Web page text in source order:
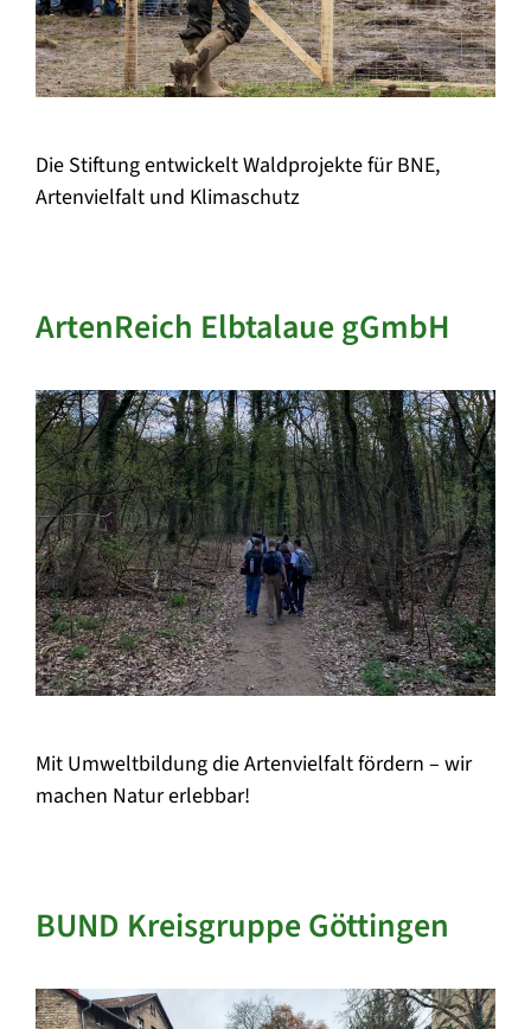
Die Stiftung entwickelt Waldprojekte für BNE,
Artenvielfalt und Klimaschutz
ArtenReich Elbtalaue gGmbH
Mit Umweltbildung die Artenvielfalt fördern – wir
machen Natur erlebbar!
BUND Kreisgruppe Göttingen